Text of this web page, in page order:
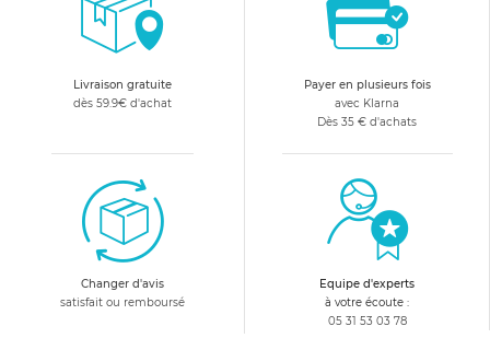
Livraison gratuite
dès 59.9€ d'achat
Payer en plusieurs fois
avec Klarna
Dès 35 € d'achats
Changer d'avis
satisfait ou remboursé
Equipe d'experts
à votre écoute :
05 31 53 03 78